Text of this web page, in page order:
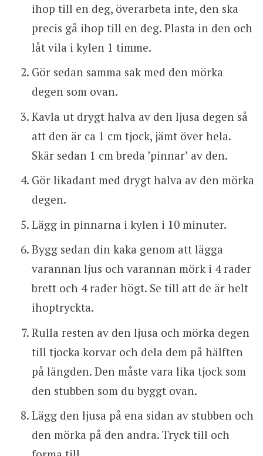
ihop till en deg, överarbeta inte, den ska
precis gå ihop till en deg. Plasta in den och
låt vila i kylen 1 timme.
Gör sedan samma sak med den mörka
degen som ovan.
Kavla ut drygt halva av den ljusa degen så
att den är ca 1 cm tjock, jämt över hela.
Skär sedan 1 cm breda ’pinnar’ av den.
Gör likadant med drygt halva av den mörka
degen.
Lägg in pinnarna i kylen i 10 minuter.
Bygg sedan din kaka genom att lägga
varannan ljus och varannan mörk i 4 rader
brett och 4 rader högt. Se till att de är helt
ihoptryckta.
Rulla resten av den ljusa och mörka degen
till tjocka korvar och dela dem på hälften
på längden. Den måste vara lika tjock som
den stubben som du byggt ovan.
Lägg den ljusa på ena sidan av stubben och
den mörka på den andra. Tryck till och